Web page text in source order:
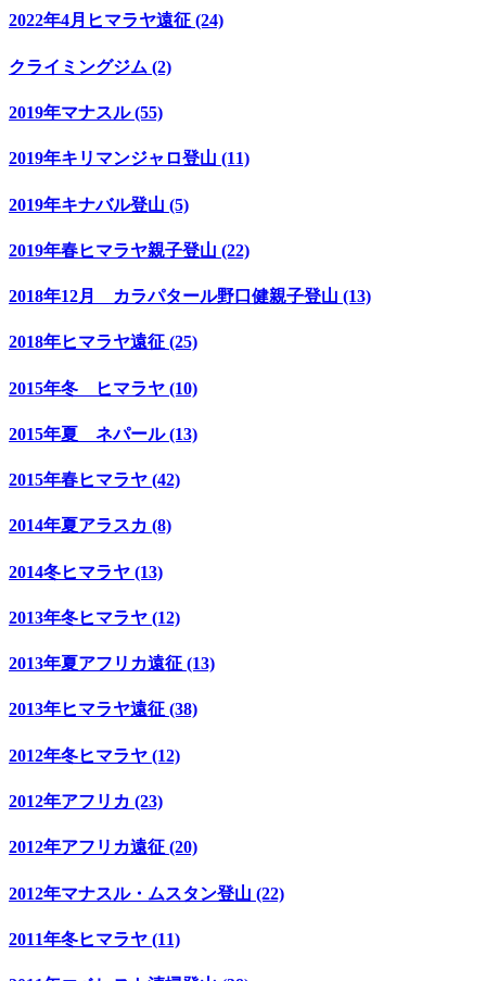
2022年4月ヒマラヤ遠征 (24)
クライミングジム (2)
2019年マナスル (55)
2019年キリマンジャロ登山 (11)
2019年キナバル登山 (5)
2019年春ヒマラヤ親子登山 (22)
2018年12月 カラパタール野口健親子登山 (13)
2018年ヒマラヤ遠征 (25)
2015年冬 ヒマラヤ (10)
2015年夏 ネパール (13)
2015年春ヒマラヤ (42)
2014年夏アラスカ (8)
2014冬ヒマラヤ (13)
2013年冬ヒマラヤ (12)
2013年夏アフリカ遠征 (13)
2013年ヒマラヤ遠征 (38)
2012年冬ヒマラヤ (12)
2012年アフリカ (23)
2012年アフリカ遠征 (20)
2012年マナスル・ムスタン登山 (22)
2011年冬ヒマラヤ (11)